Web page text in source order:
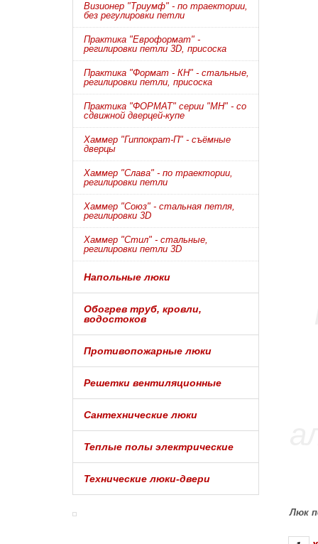
Визионер "Триумф" - по траектории,
без регулировки петли
Практика "Евроформат" -
регилировки петли 3D, присоска
Практика "Формат - КН" - стальные,
регилировки петли, присоска
Практика "ФОРМАТ" серии "МН" - со
сдвижной дверцей-купе
Хаммер "Гиппократ-П" - съёмные
дверцы
Хаммер "Слава" - по траектории,
регилировки петли
Хаммер "Союз" - стальная петля,
регилировки 3D
Хаммер "Стил" - стальные,
регилировки петли 3D
Напольные люки
Обогрев труб, кровли,
водостоков
Противопожарные люки
Решетки вентиляционные
Сантехнические люки
Теплые полы электрические
Технические люки-двери
Люк